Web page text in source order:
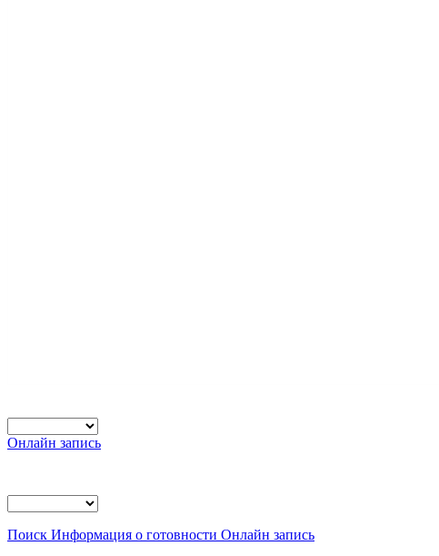
Онлайн запись
Поиск Информация о готовности Онлайн запись